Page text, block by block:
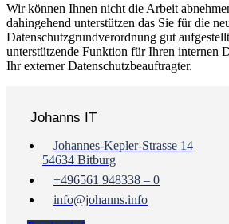
Wir können Ihnen nicht die Arbeit
dahingehend unterstützen das Sie für die
Datenschutzgrundverordnung gut
unterstützende Funktion für Ihren internen
Ihr externer Datenschutzbeauftragter.
Johanns IT
Johannes-Kepler-Strasse 14
54634 Bitburg
+496561 948338 – 0
info@johanns.info